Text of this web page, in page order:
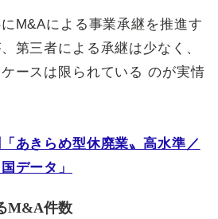
M&Aによる事業承継を推進す
第三者による承継は少なく、
ースは限られている のが実情
あきらめ型休廃業〟高水準／
データ」
M&A件数